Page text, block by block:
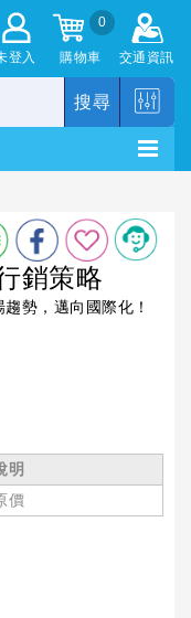
登入
0
購物車 交通資訊
搜尋
銷策略
勢，邁向國際化！
明
價